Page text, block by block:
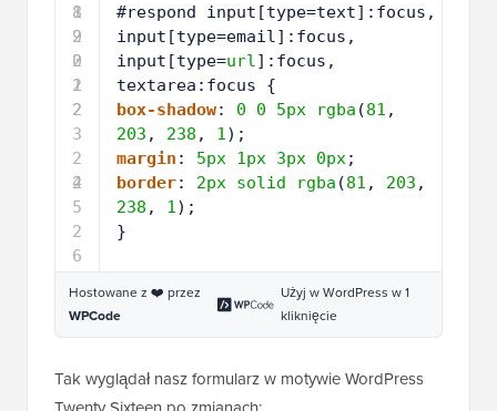
8
1
9
2
0
2
1
2
2
2
3
2
4
2
5
2
6
#respond input[type=text]:focus,
input[type=email]:focus,
input[type=url]:focus,
textarea:focus {
box-shadow: 0 0 5px rgba (81
203 , 238 , 1);
margin : 5px 1px 3px 0px;
border: 2px solid rgba (81 , 203
238 , 1);
}
Hostowane z ❤️ przez
WPCode
Użyj w WordPress w 1
kliknięcie
Tak wyglądał nasz formularz w motywie WordPress